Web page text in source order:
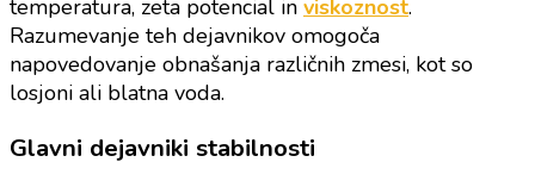
temperatura, zeta potencial in viskoznost.
Razumevanje teh dejavnikov omogoča
napovedovanje obnašanja različnih zmesi, kot so
losjoni ali blatna voda.
Glavni dejavniki stabilnosti